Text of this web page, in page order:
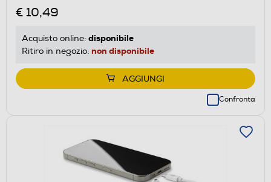
€ 10,49
Acquisto online: disponibile
Ritiro in negozio: non disponibile
AGGIUNGI
Confronta